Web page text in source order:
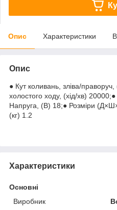
Опис Характеристики
Опис
● Кут коливань, зліва/праворуч,
холостого ходу, (хід/хв)
Напруга, (В) 18;● Розміри
(кг) 1.2
Характеристики
Основні
Виробник